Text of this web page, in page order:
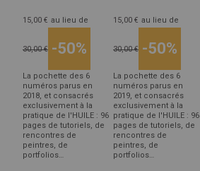
15,00 € au lieu de
30,00 € -50%
La pochette des 6
numéros parus en
2018, et consacrés
exclusivement à la
pratique de l'HUILE : 96
pages de tutoriels, de
rencontres de
peintres, de
portfolios…
15,00 € au lieu de
30,00 € -50%
La pochette des 6
numéros parus en
2019, et consacrés
exclusivement à la
pratique de l'HUILE : 96
pages de tutoriels, de
rencontres de
peintres, de
portfolios…